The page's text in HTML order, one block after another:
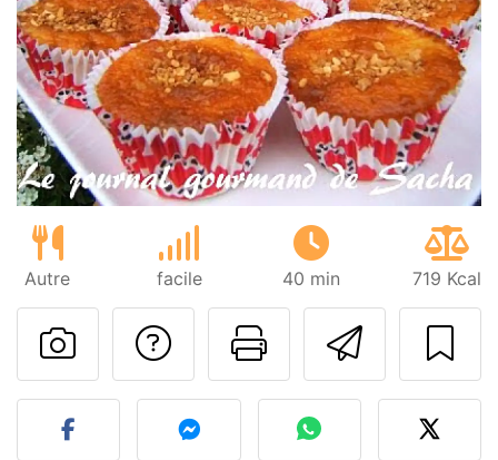
Autre facile 40 min 719 Kcal
Imprimer
Poser une
Publier votre photo de